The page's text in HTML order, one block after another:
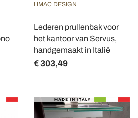
LIMAC DESIGN
Lederen prullenbak voor
het kantoor van Servus,
handgemaakt in Italië
€ 303,49